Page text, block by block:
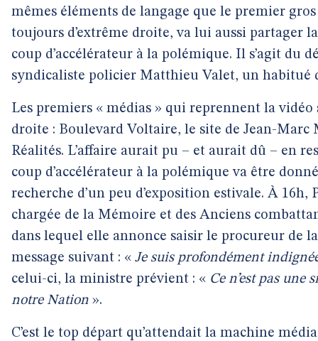
mêmes éléments de langage que le premier
toujours d’extrême droite, va lui aussi partager
coup d’accélérateur à la polémique. Il s’agit du
syndicaliste policier Matthieu Valet, un habitué
Les premiers « médias » qui reprennent la vidéo
droite : Boulevard Voltaire, le site de Jean-
Réalités. L’affaire aurait pu – et aurait dû – en
coup d’accélérateur à la polémique va être
recherche d’un peu d’exposition estivale. À
chargée de la Mémoire et des Anciens
dans lequel elle annonce saisir le procureur de
message suivant : « Je suis profondément
celui-ci, la ministre prévient : « Ce n’est pas
notre Nation ».
C’est le top départ qu’attendait la machine